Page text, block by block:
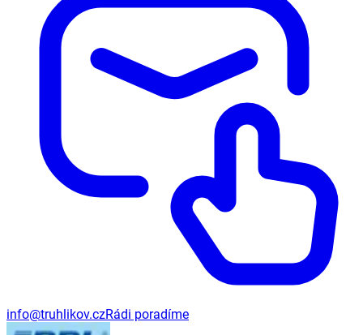
info@truhlikov.czRádi poradíme